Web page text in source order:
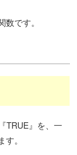
です。
TRUE』を、一
。